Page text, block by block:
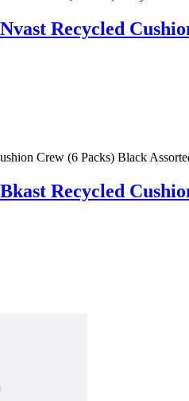
Recycled
Recycled